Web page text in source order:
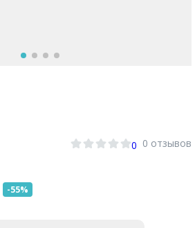
0 0 отзывов
-55%